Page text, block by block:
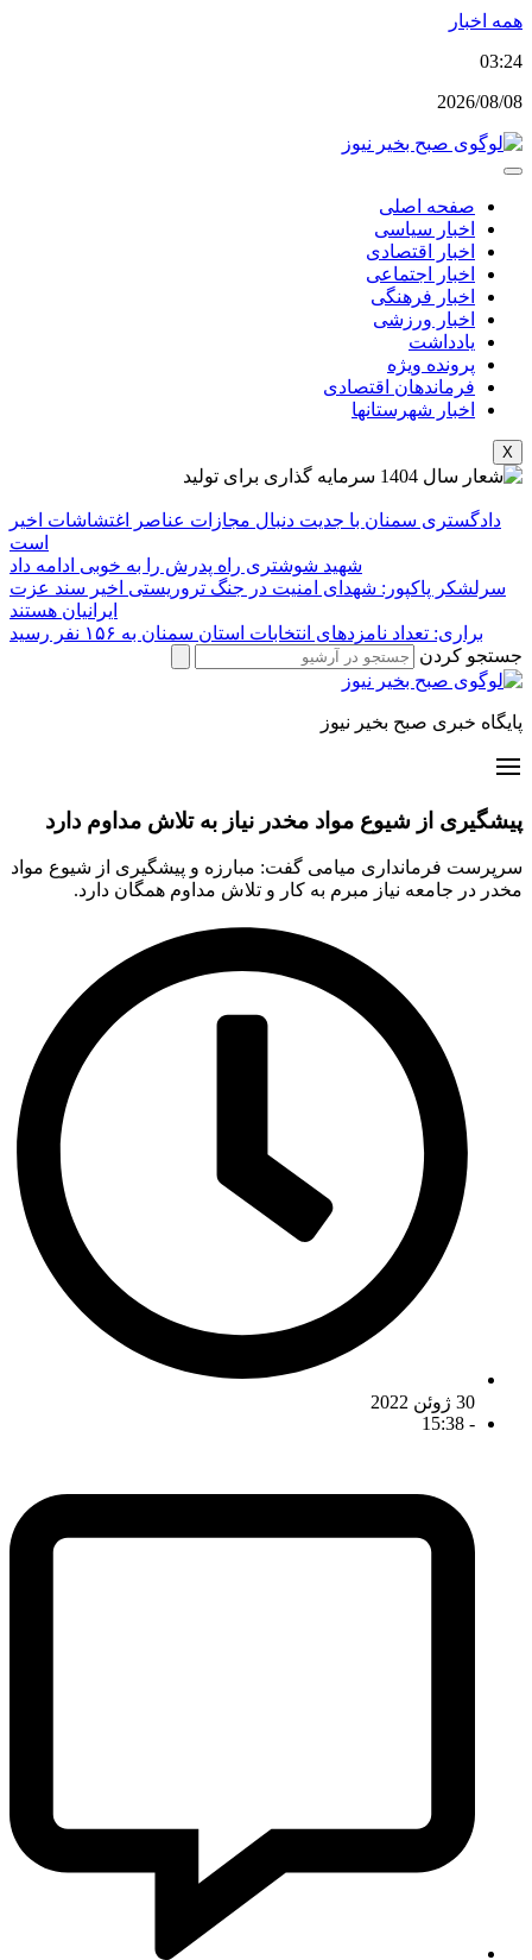
پرش
محتوا
همه اخبار
03:24
2026/08/08
صفحه اصلی
اخبار سیاسی
اخبار اقتصادی
اخبار اجتماعی
اخبار فرهنگی
اخبار ورزشی
یادداشت
پرونده ویژه
فرماندهان اقتصادی
اخبار شهرستانها
X
دادگستری سمنان با جدیت دنبال مجازات عناصر اغتشاشات اخیر
است
شهید شوشتری راه پدرش را به خوبی ادامه داد
سرلشکر پاکپور: شهدای امنیت در جنگ تروریستی اخیر سند عزت
ایرانیان هستند
براری: تعداد نامزدهای انتخابات استان سمنان به ۱۵۶ نفر رسید
جستجو کردن
پایگاه خبری صبح بخیر نیوز
پیشگیری از شیوع مواد مخدر نیاز به تلاش مداوم دارد
سرپرست فرمانداری میامی گفت: مبارزه و پیشگیری از شیوع مواد
مخدر در جامعه نیاز مبرم به کار و تلاش مداوم همگان دارد.
30 ژوئن 2022
-
15:38